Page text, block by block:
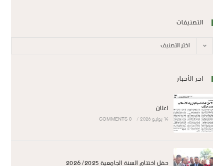
التصنيفات
اختر التصنيف
اخر الأخبار
اعلان
14 يوليو 2026 /
0 COMMENTS